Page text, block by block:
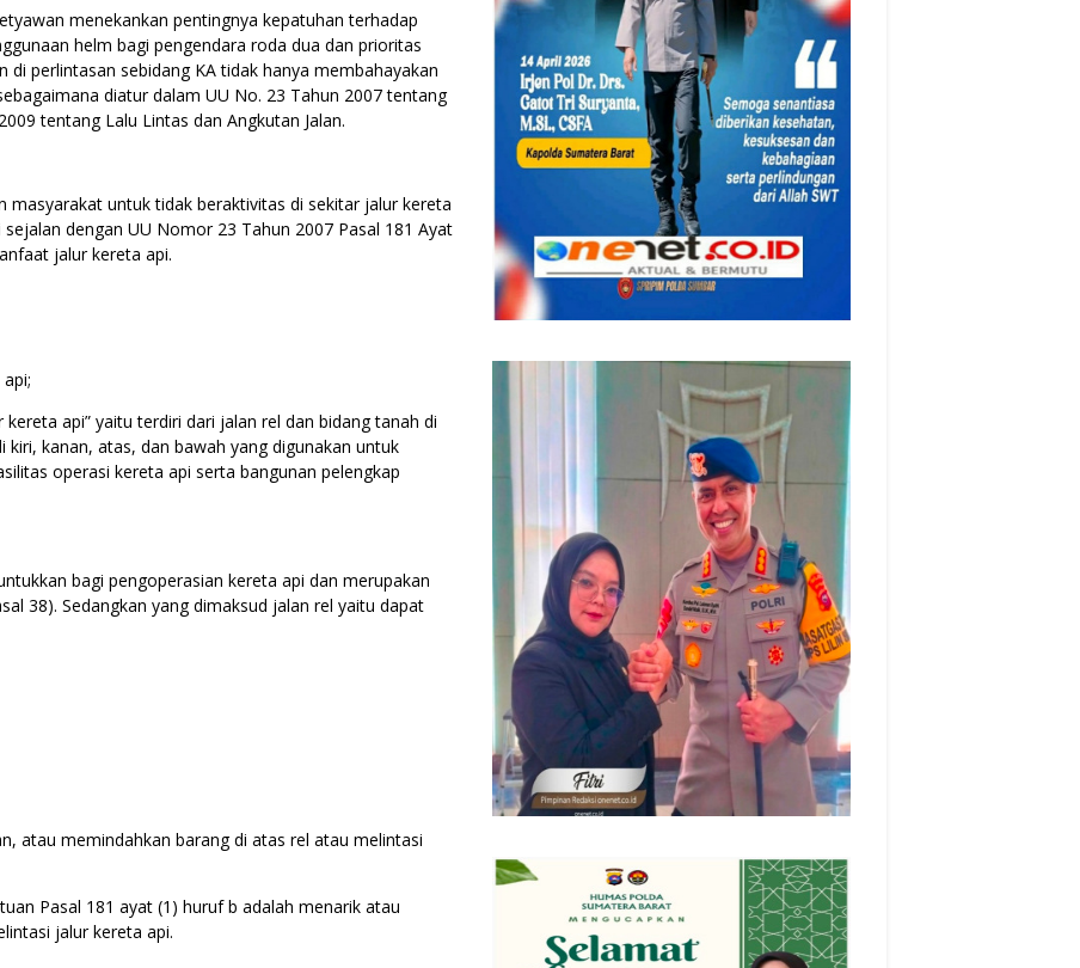
menekankan pentingnya kepatuhan terhadap
helm bagi pengendara roda dua dan prioritas
di perlintasan sebidang KA tidak hanya membahayakan
diatur dalam UU No. 23 Tahun 2007 tentang
tentang Lalu Lintas dan Angkutan Jalan.
masyarakat untuk tidak beraktivitas di sekitar jalur kereta
dengan UU Nomor 23 Tahun 2007 Pasal 181 Ayat
jalur kereta api.
api” yaitu terdiri dari jalan rel dan bidang tanah di
kanan, atas, dan bawah yang digunakan untuk
operasi kereta api serta bangunan pelengkap
bagi pengoperasian kereta api dan merupakan
38). Sedangkan yang dimaksud jalan rel yaitu dapat
atau memindahkan barang di atas rel atau melintasi
Pasal 181 ayat (1) huruf b adalah menarik atau
jalur kereta api.